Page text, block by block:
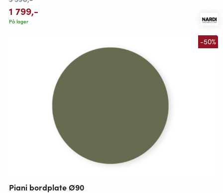
1 799,-
På lager
-50%
Piani bordplate Ø90